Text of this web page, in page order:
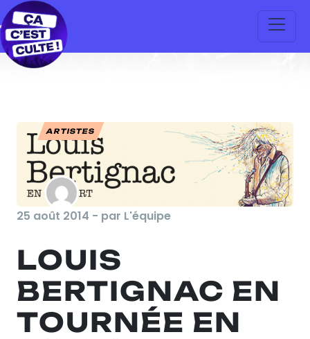
ARTISTES
25 août 2014 - par L'équipe
LOUIS
BERTIGNAC EN
TOURNÉE EN